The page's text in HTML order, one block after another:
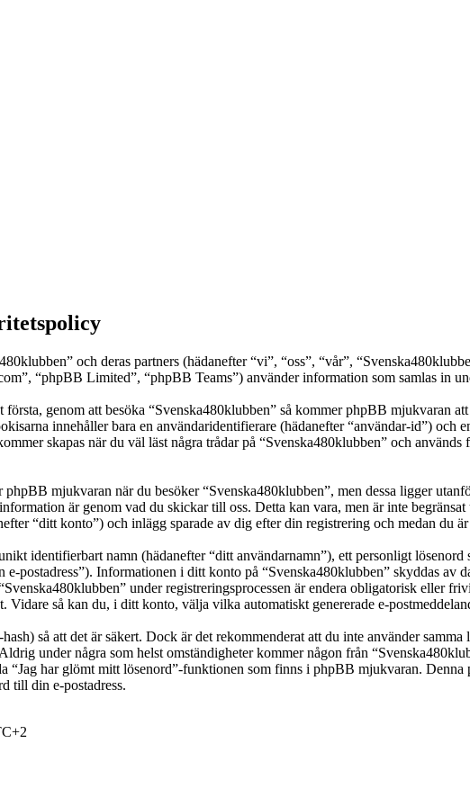
och deras partners (hädanefter “vi”, “oss”, “vår”,
“phpBB Limited”, “phpBB Teams”) använder information som samlas in
genom att besöka “Svenska480klubben” så kommer phpBB mjukvaran
innehåller bara en användaridentifierare (hädanefter “användar-id”) och
skapas när du väl läst några trådar på “Svenska480klubben” och
mjukvaran när du besöker “Svenska480klubben”, men dessa ligger
är genom vad du skickar till oss. Detta kan vara, men är inte
“ditt konto”) och inlägg sparade av dig efter din registrering och medan du
identifierbart namn (hädanefter “ditt användarnamn”), ett personligt
e-postadress”). Informationen i ditt konto på “Svenska480klubben” skyddas
under registreringsprocessen är endera obligatorisk
så kan du, i ditt konto, välja vilka automatiskt genererade e-
så att det är säkert. Dock är det rekommenderat att du inte använder
under några som helst omständigheter kommer någon från
“Jag har glömt mitt lösenord”-funktionen som finns i phpBB mjukvaran.
till din e-postadress.